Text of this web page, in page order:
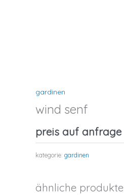
gardinen
wind senf
preis auf anfrage
kategorie: gardinen
ähnliche produkte